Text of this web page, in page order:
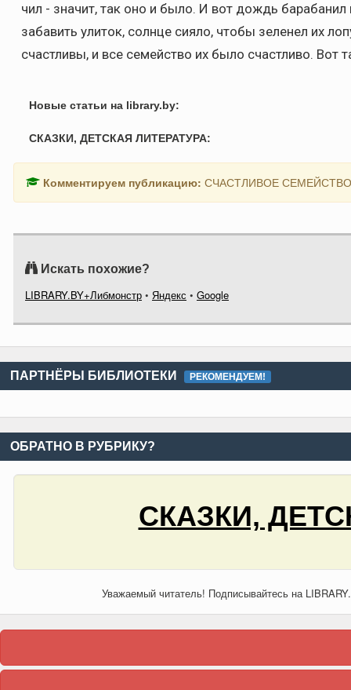
чил - значит, так оно и было. И вот дождь барабанил
забавить улиток, солнце сияло, чтобы зеленел их
счастливы, и все семейство их было счастливо. Вот
Новые статьи на library.by:
СКАЗКИ, ДЕТСКАЯ ЛИТЕРАТУРА:
Комментируем публикацию: СЧАСТЛИВОЕ СЕМЕЙСТВО
Искать похожие?
LIBRARY.BY+Либмонстр • Яндекс • Google
ПАРТНЁРЫ БИБЛИОТЕКИ РЕКОМЕНДУЕМ!
ОБРАТНО В РУБРИКУ?
СКАЗКИ,
Уважаемый читатель! Подписывайтесь на